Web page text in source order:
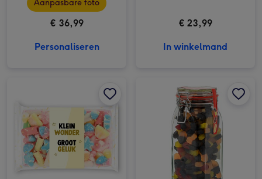
Aanpasbare foto
€ 36,99
Personaliseren
€ 23,99
In winkelmand